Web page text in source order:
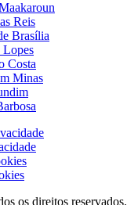
Reis
Brasília
Lopes
Costa
Minas
os direitos reservados.